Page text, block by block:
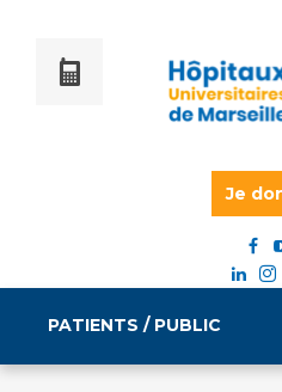
Je
PATIENTS / PUBLIC